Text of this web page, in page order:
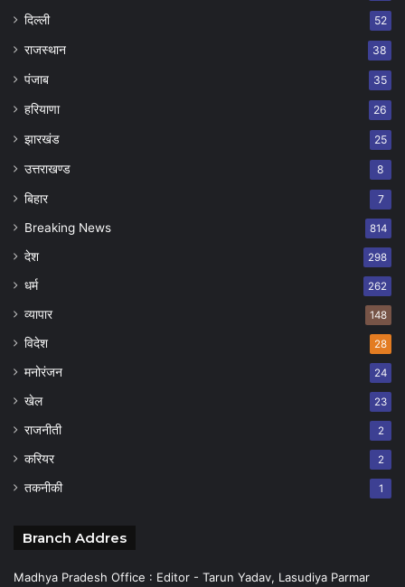
दिल्ली 52
राजस्थान 38
पंजाब 35
हरियाणा 26
झारखंड 25
उत्तराखण्ड 8
बिहार 7
Breaking News 814
देश 298
धर्म 262
व्यापार 148
विदेश 28
मनोरंजन 24
खेल 23
राजनीती 2
करियर 2
तकनीकी 1
Branch Addres
Madhya Pradesh Office : Editor - Tarun Yadav, Lasudiya Parmar